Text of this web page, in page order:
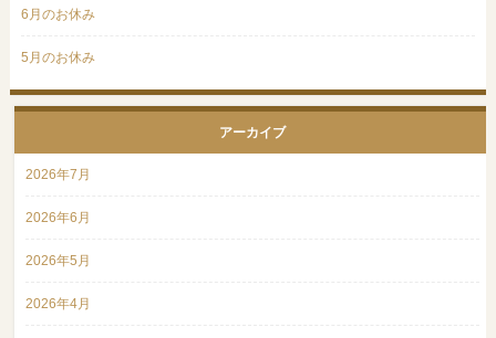
6月のお休み
5月のお休み
アーカイブ
2026年7月
2026年6月
2026年5月
2026年4月